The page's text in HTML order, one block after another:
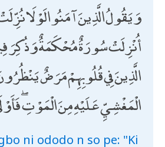
وَيَقُولُ الَّذِينَ آمَنُوا لَوْلَا
أُنْزِلَتْ سُورَةٌ مُحْكَمَةٌ وَذُكِرَ
الَّذِينَ فِي قُلُوبِهِمْ مَرَضٌ
الْمَغْشِيِّ عَلَيْهِ مِنَ الْمَوْتِ
ni ododo n so pe: "Ki